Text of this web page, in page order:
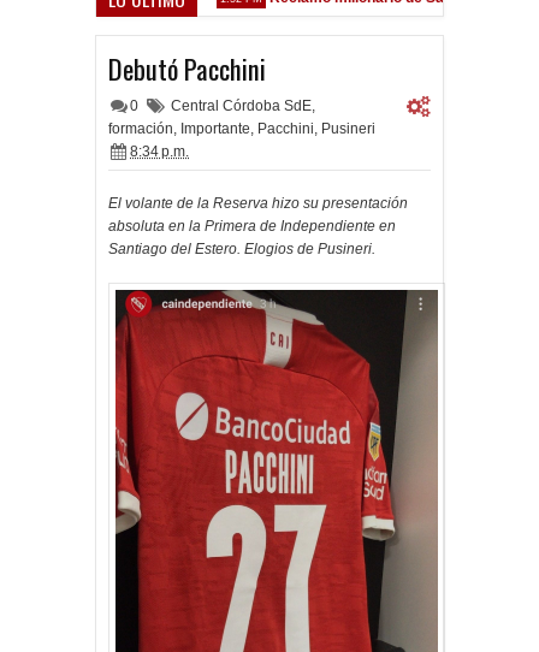
Debutó Pacchini
0 Central Córdoba SdE,
formación, Importante, Pacchini, Pusineri
8:34 p.m.
El volante de la Reserva hizo su presentación
absoluta en la Primera de Independiente en
Santiago del Estero. Elogios de Pusineri.